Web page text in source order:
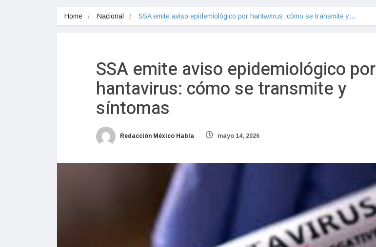
Home Nacional SSA emite aviso epidemiológico por hantavirus: cómo se transmite y…
SSA emite aviso epidemiológico por
hantavirus: cómo se transmite y
síntomas
Redacción México Habla mayo 14, 2026